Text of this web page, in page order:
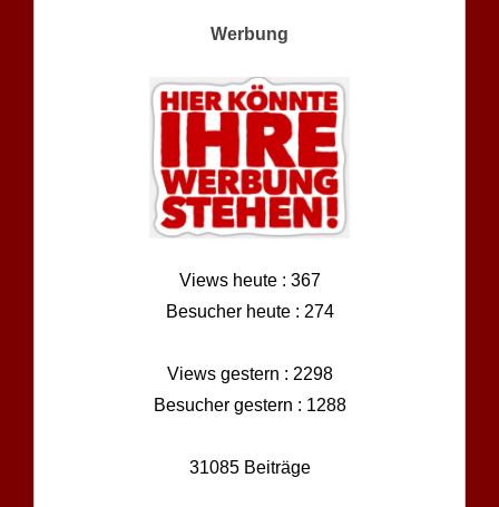
Werbung
Views heute : 367
Besucher heute : 274
Views gestern : 2298
Besucher gestern : 1288
31085 Beiträge